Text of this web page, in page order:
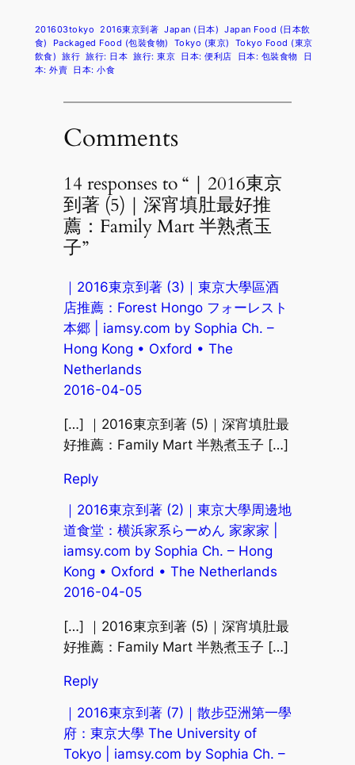
201603tokyo 2016東京到著 Japan (日本) Japan Food (日本飲
食)
Packaged Food (包裝食物) Tokyo (東京)
Tokyo Food (東京
飲食) 旅行 旅行: 日本 旅行: 東京 日本: 便利店 日本: 包裝食物
日
本: 外賣 日本: 小食
Comments
14 responses to “｜2016東京
到著 (5)｜深宵填肚最好推
薦：Family Mart 半熟煮玉
子”
｜2016東京到著 (3)｜東京大學區酒
店推薦：Forest Hongo フォーレスト
本郷 | iamsy.com by Sophia Ch. –
Hong Kong • Oxford • The
Netherlands
2016-04-05
[…] ｜2016東京到著 (5)｜深宵填肚最
好推薦：Family Mart 半熟煮玉子 […]
Reply
｜2016東京到著 (2)｜東京大學周邊地
道食堂：横浜家系らーめん 家家家 |
iamsy.com by Sophia Ch. – Hong
Kong • Oxford • The Netherlands
2016-04-05
[…] ｜2016東京到著 (5)｜深宵填肚最
好推薦：Family Mart 半熟煮玉子 […]
Reply
｜2016東京到著 (7)｜散步亞洲第一學
府：東京大學 The University of
Tokyo | iamsy.com by Sophia Ch. –